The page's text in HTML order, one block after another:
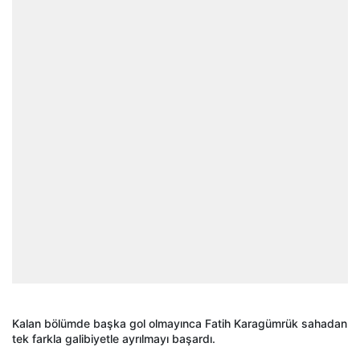
Kalan bölümde başka gol olmayınca Fatih Karagümrük sahadan
tek farkla galibiyetle ayrılmayı başardı.